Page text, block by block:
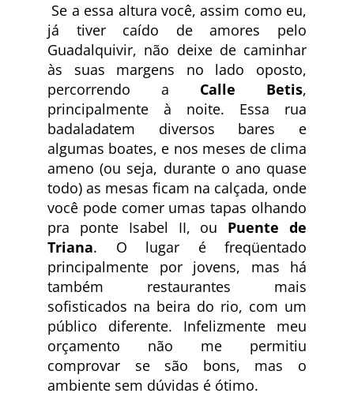
Se a essa altura você, assim como eu,
já tiver caído de amores pelo
Guadalquivir, não deixe de caminhar
às suas margens no lado oposto,
percorrendo a Calle Betis,
principalmente à noite. Essa rua
badaladatem diversos bares e
algumas boates, e nos meses de clima
ameno (ou seja, durante o ano quase
todo) as mesas ficam na calçada, onde
você pode comer umas tapas olhando
pra ponte Isabel II, ou Puente de
Triana. O lugar é freqüentado
principalmente por jovens, mas há
também restaurantes mais
sofisticados na beira do rio, com um
público diferente. Infelizmente meu
orçamento não me permitiu
comprovar se são bons, mas o
ambiente sem dúvidas é ótimo.